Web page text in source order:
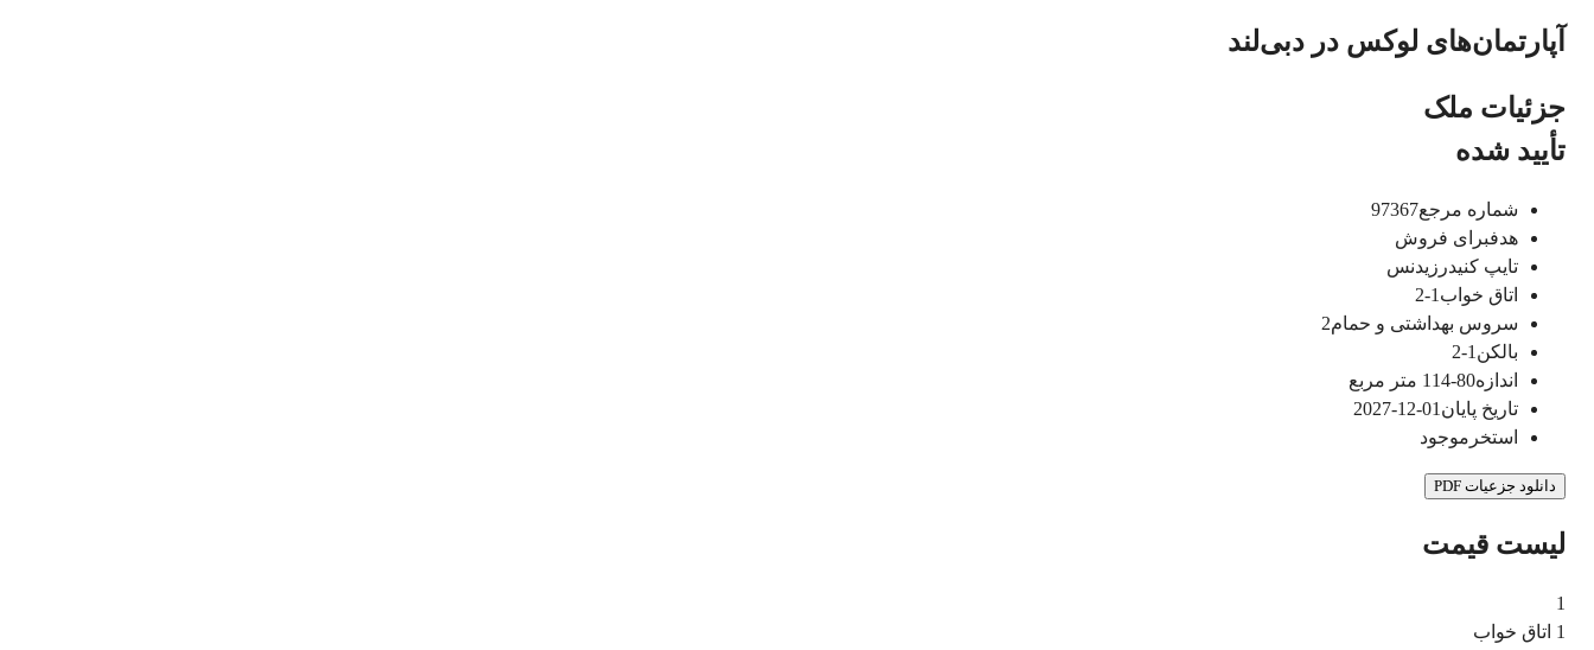
آپارتمان‌های لوکس در دبی‌لند
جزئیات ملک
تأیید شده
شماره مرجع97367
هدفبرای فروش
تایپ کنیدرزیدنس
اتاق خواب 1-2
سروس بهداشتی و حمام2
بالکن 1-2
اندازه80-114
متر مربع
تاریخ پایان 01-12-2027
استخر موجود
دانلود جزعیات PDF
لیست قیمت
1
1 اتاق خواب